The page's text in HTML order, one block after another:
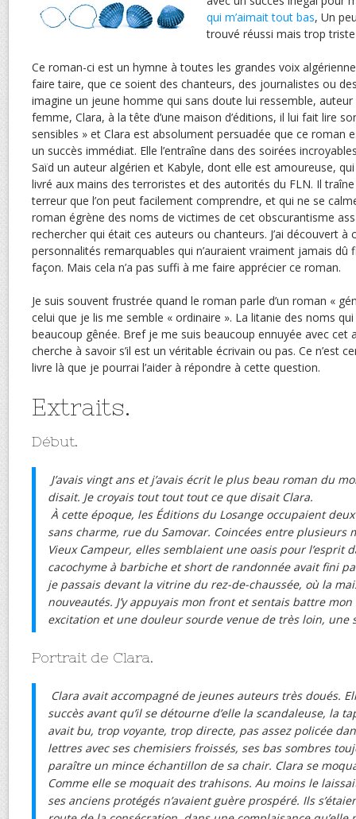
qui m’aimait tout bas, Un
trouvé réussi mais trop
Ce roman-ci est un hymne à toutes les grandes voix
faire taire, que ce soient des chanteurs, des journalistes ou
imagine un jeune homme qui sans doute lui ressemble, auteur
femme, Clara, à la tête d’une maison d’éditions, il lui fait lire
sensibles » et Clara est absolument persuadée que ce roman
un succès immédiat. Elle l’entraîne dans des soirées
Saïd un auteur algérien et Kabyle, dont elle est amoureuse,
livré aux mains des terroristes et des autorités du FLN. Il
terreur que l’on peut facilement comprendre, et qui ne se
roman égrène des noms de victimes de cet obscurantisme
rechercher qui était ces auteurs ou chanteurs. J’ai découvert à
personnalités remarquables qui n’auraient vraiment jamais dû
façon. Mais cela n’a pas suffi à me faire apprécier ce roman.
Je suis souvent frustrée quand le roman parle d’un roman «
celui que je lis me semble « ordinaire ». La litanie des noms qui
beaucoup gênée. Bref je me suis beaucoup ennuyée avec cet
cherche à savoir s’il est un véritable écrivain ou pas. Ce n’est
livre là que je pourrai l’aider à répondre à cette question.
Extraits.
Début.
J’avais vingt ans et j’avais écrit le plus beau roman du
disait. Je croyais tout tout tout ce que disait Clara.
À cette époque, les Éditions du Losange occupaient
sans charme, rue du Samovar. Coincées entre plusieurs
Vieux Campeur, elles semblaient une oasis pour l’esprit
cacochyme à barbiche et short de randonnée avait fini
je passais devant la vitrine du rez-de-chaussée, où la
nouveautés. J’y appuyais mon front et sentais battre
excitation et une douleur sourde venue de très loin, une
Portrait de Clara.
Clara avait accompagné de jeunes auteurs très doués.
succès avant qu’il se détourne d’elle la scandaleuse, la
avait bu, trop voyante, trop directe, pas assez policée
lettres avec ses chemisiers froissés, ses bas sombres
paraître un mince échantillon de sa chair. Clara se
Comme elle se moquait des trahisons. Au moins le
ses anciens protégés n’avaient guère prospéré. Ils